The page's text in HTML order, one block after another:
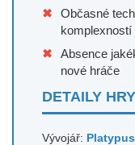
Občasné
Absence
nové hráče
DETAILY HRY
Vývojář: